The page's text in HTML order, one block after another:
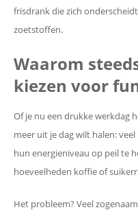
frisdrank die zich
zoetstoffen.
Waarom
kiezen voor
Of je nu een drukke werkdag
meer uit je dag wilt halen:
hun energieniveau op peil te
hoeveelheden koffie of
Het probleem? Veel